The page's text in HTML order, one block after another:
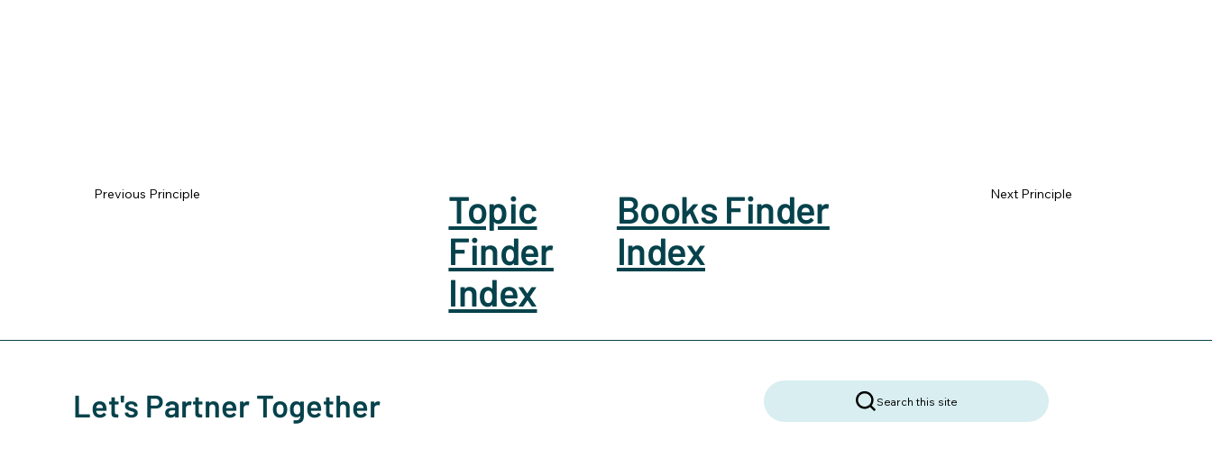
Previous Principle
Topic
Finder
Index
Books Finder
Index
Next Principle
Let's Partner Together Search this site